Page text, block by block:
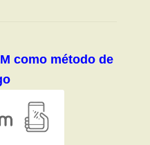
como método de